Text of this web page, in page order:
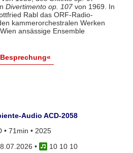
Divertimento op. 107von 1969. In
Rabl das ORF-Radio-
kammerorchestralen Werken
ansässige Ensemble
Audio ACD-2058
• 71min • 2025
•
10 10 10